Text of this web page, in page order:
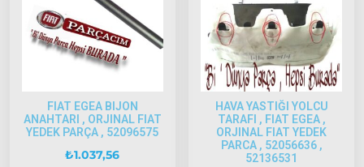
Model
ve Üstü
Strada
1995-2001
Brava
1996-2003
FIAT EGEA BIJON
ANAHTARI , ORJINAL FIAT
YEDEK PARÇA , 52096575
₺1.037,56
HAVA YASTIĞI YOLCU
TARAFI , FIAT EGEA ,
ORJINAL FIAT YEDEK
PARCA , 52056636 ,
52136531